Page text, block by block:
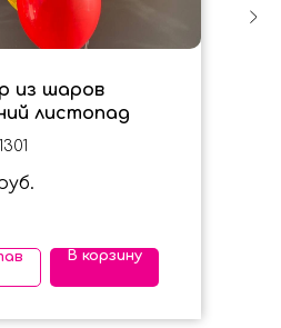
из шаров
листопад
В корзину